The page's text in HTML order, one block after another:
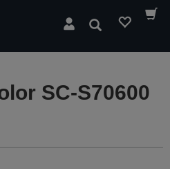
Hledat
SC-S70600